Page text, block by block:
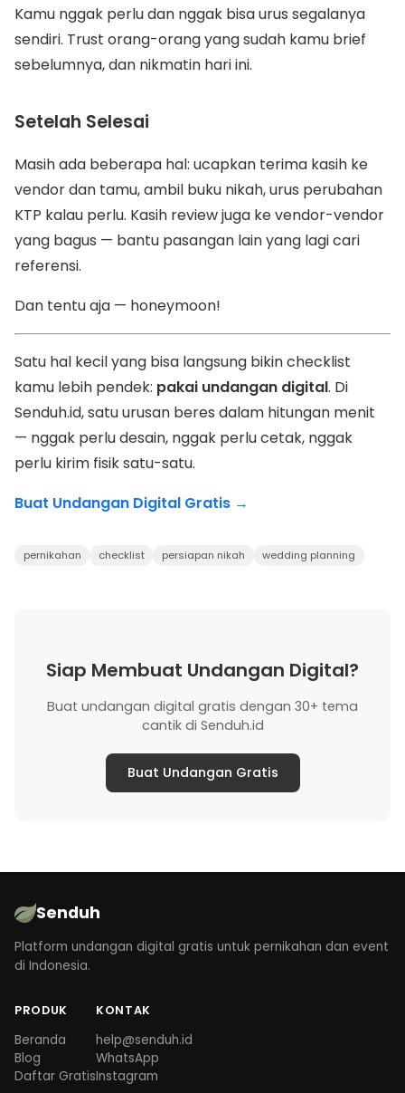
Kamu nggak perlu dan nggak bisa urus segalanya
sendiri. Trust orang-orang yang sudah kamu brief
sebelumnya, dan nikmatin hari ini.
Setelah Selesai
Masih ada beberapa hal: ucapkan terima kasih ke
vendor dan tamu, ambil buku nikah, urus perubahan
KTP kalau perlu. Kasih review juga ke vendor-vendor
yang bagus — bantu pasangan lain yang lagi cari
referensi.
Dan tentu aja — honeymoon!
Satu hal kecil yang bisa langsung bikin checklist
kamu lebih pendek: pakai undangan digital. Di
Senduh.id, satu urusan beres dalam hitungan menit
— nggak perlu desain, nggak perlu cetak, nggak
perlu kirim fisik satu-satu.
Buat Undangan Digital Gratis →
pernikahan checklist persiapan nikah wedding planning
Siap Membuat Undangan Digital?
Buat undangan digital gratis dengan 30+ tema
cantik di Senduh.id
Buat Undangan Gratis
Senduh
Platform undangan digital gratis untuk pernikahan dan event
di Indonesia.
PRODUK
Beranda
Blog
Daftar Gratis
KONTAK
help@senduh.id
WhatsApp
Instagram